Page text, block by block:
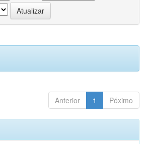
Anterior 1 Póximo